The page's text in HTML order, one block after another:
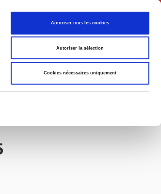
Autoriser tous les cookies
Autoriser la sélection
Cookies nécessaires uniquement
Français